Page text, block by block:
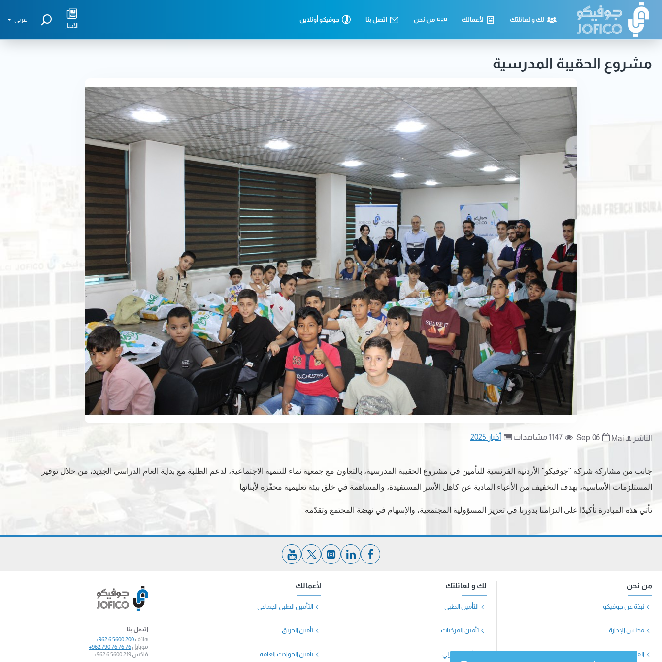
لك و لعائلتك لأعمالك من نحن اتصل بنا جوفيكو أونلاين عربي
الأخبار
مشروع الحقيبة المدرسية
الناشر Mai
06
Sep 1147 مشاهدات أخبار 2025
جانب من مشاركة شركة "جوفيكو" الأردنية الفرنسية للتأمين في مشروع الحقيبة المدرسية، بالتعاون مع جمعية نماء للتنمية الاجتماعية، لدعم الطلبة مع بداية العام الدراسي الجديد، من خلال توفير
المستلزمات الأساسية، بهدف التخفيف من الأعباء المادية عن كاهل الأسر المستفيدة، والمساهمة في خلق بيئة تعليمية محفّزة لأبنائها
تأتي هذه المبادرة تأكيدًا على التزامنا بدورنا في تعزيز المسؤولية المجتمعية، والإسهام في نهضة المجتمع وتقدّمه
من نحن
نبذة عن جوفيكو
مجلس الإدارة
الفريق الإداري
لك و لعائلتك
التأمين الطبي
تأمين المركبات
التأمين المنزلي
لأعمالك
التأمين الطبي الجماعي
تأمين الحريق
تأمين الحوادث العامة
اتصل بنا
هاتف +962.6 5600 200
موبايل +962.790 76 76 76
فاكس +962.6 5600 219